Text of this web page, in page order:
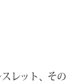
レット、その